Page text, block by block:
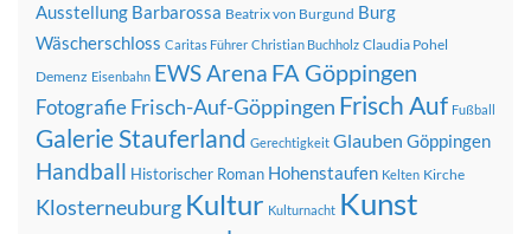
Ausstellung Barbarossa Beatrix von Burgund Burg
Wäscherschloss Caritas Führer Christian Buchholz Claudia Pohel
Demenz Eisenbahn EWS Arena FA Göppingen
FotografieFrisch-Auf-Göppingen Frisch Auf Fußball
Galerie Stauferland Gerechtigkeit Glauben Göppingen
Handball Historischer Roman Hohenstaufen Kelten Kirche
Klosterneuburg Kultur Kulturnacht Kunst